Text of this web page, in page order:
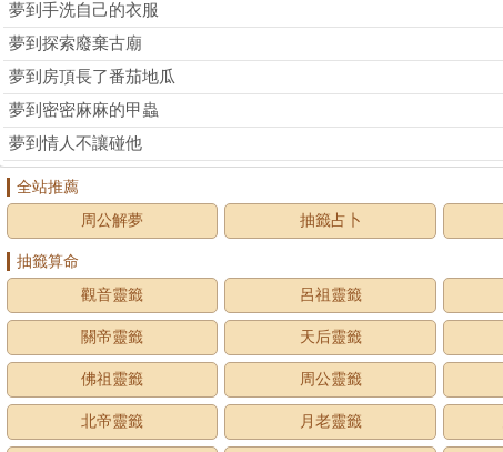
夢到手洗自己的衣服
夢到探索廢棄古廟
夢到房頂長了番茄地瓜
夢到密密麻麻的甲蟲
夢到情人不讓碰他
全站推薦
周公解夢
抽籤占卜
抽籤算命
觀音靈籤
呂祖靈籤
關帝靈籤 天后靈籤
佛祖靈籤 周公靈籤
北帝靈籤 月老靈籤